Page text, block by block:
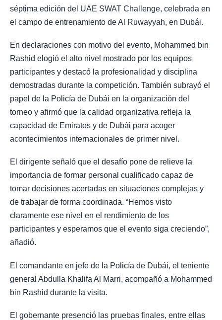
séptima edición del UAE SWAT Challenge, celebrada en
el campo de entrenamiento de Al Ruwayyah, en Dubái.
En declaraciones con motivo del evento, Mohammed bin
Rashid elogió el alto nivel mostrado por los equipos
participantes y destacó la profesionalidad y disciplina
demostradas durante la competición. También subrayó el
papel de la Policía de Dubái en la organización del
torneo y afirmó que la calidad organizativa refleja la
capacidad de Emiratos y de Dubái para acoger
acontecimientos internacionales de primer nivel.
El dirigente señaló que el desafío pone de relieve la
importancia de formar personal cualificado capaz de
tomar decisiones acertadas en situaciones complejas y
de trabajar de forma coordinada. “Hemos visto
claramente ese nivel en el rendimiento de los
participantes y esperamos que el evento siga creciendo”,
añadió.
El comandante en jefe de la Policía de Dubái, el teniente
general Abdulla Khalifa Al Marri, acompañó a Mohammed
bin Rashid durante la visita.
El gobernante presenció las pruebas finales, entre ellas